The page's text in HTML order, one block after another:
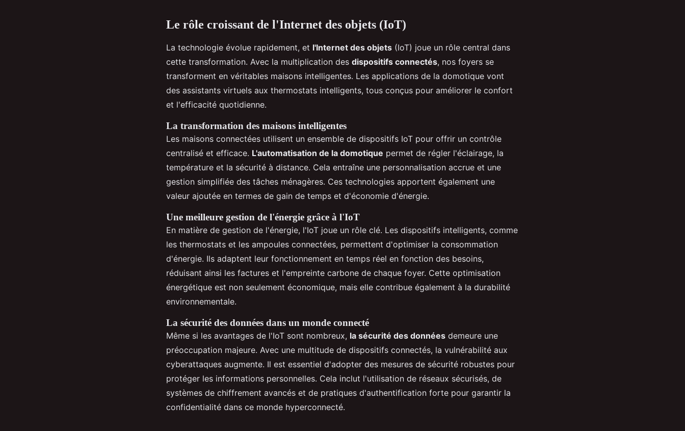
Le rôle croissant de l'Internet des objets (IoT)
La technologie évolue rapidement, et l'Internet des objets (IoT) joue un rôle central dans
cette transformation. Avec la multiplication des dispositifs connectés, nos foyers se
transforment en véritables maisons intelligentes. Les applications de la domotique vont
des assistants virtuels aux thermostats intelligents, tous conçus pour améliorer le confort
et l'efficacité quotidienne.
La transformation des maisons intelligentes
Les maisons connectées utilisent un ensemble de dispositifs IoT pour offrir un contrôle
centralisé et efficace. L'automatisation de la domotique permet de régler l'éclairage, la
température et la sécurité à distance. Cela entraîne une personnalisation accrue et une
gestion simplifiée des tâches ménagères. Ces technologies apportent également une
valeur ajoutée en termes de gain de temps et d'économie d'énergie.
Une meilleure gestion de l'énergie grâce à l'IoT
En matière de gestion de l'énergie, l'IoT joue un rôle clé. Les dispositifs intelligents, comme
les thermostats et les ampoules connectées, permettent d'optimiser la consommation
d'énergie. Ils adaptent leur fonctionnement en temps réel en fonction des besoins,
réduisant ainsi les factures et l'empreinte carbone de chaque foyer. Cette optimisation
énergétique est non seulement économique, mais elle contribue également à la durabilité
environnementale.
La sécurité des données dans un monde connecté
Même si les avantages de l'IoT sont nombreux, la sécurité des données demeure une
préoccupation majeure. Avec une multitude de dispositifs connectés, la vulnérabilité aux
cyberattaques augmente. Il est essentiel d'adopter des mesures de sécurité robustes pour
protéger les informations personnelles. Cela inclut l'utilisation de réseaux sécurisés, de
systèmes de chiffrement avancés et de pratiques d'authentification forte pour garantir la
confidentialité dans ce monde hyperconnecté.